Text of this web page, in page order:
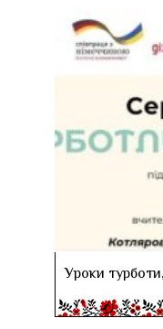
Уроки